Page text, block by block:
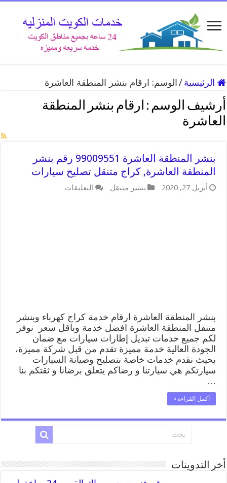
الرئيسية / الوسم: ارقام بنشر المنطقة العاشرة
أرشيف الوسم : ارقام بنشر المنطقة
العاشرة
بنشر المنطقة العاشرة 99009551 رقم بنشر
المنطقة العاشرة, كراج متنقل تصليح سيارات
أبريل 27, 2020 بنشر متنقل التعليقات
بنشر المنطقة العاشرة ارقام خدمة كراج كهرباء وبنشر
متنقل المنطقة العاشرة افضل خدمة وباقل سعر نوفر
لكم جميع خدمات تبديل إطارات سيارات مع ضمان
الجودة العالية خدمة مميزة تقدم من قبل شركة مميزة،
بحيث نقدم خدمات خاصة بتصليح وصيانة السيارات
سيارتكم هي سيارتنا و رضاكم يتعلق برضانا و ثقتكم بنا
…
أكمل القراءة »
أخر التدوينات